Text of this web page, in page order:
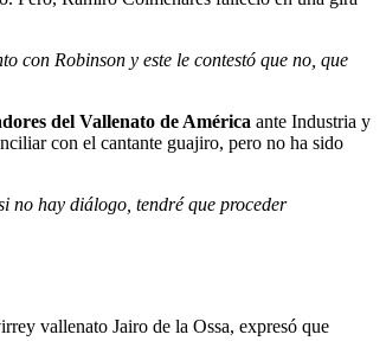
con Robinson y este le contestó que no, que
del Vallenato de América ante Industria y
con el cantante guajiro, pero no ha sido
no hay diálogo, tendré que proceder
vallenato Jairo de la Ossa, expresó que